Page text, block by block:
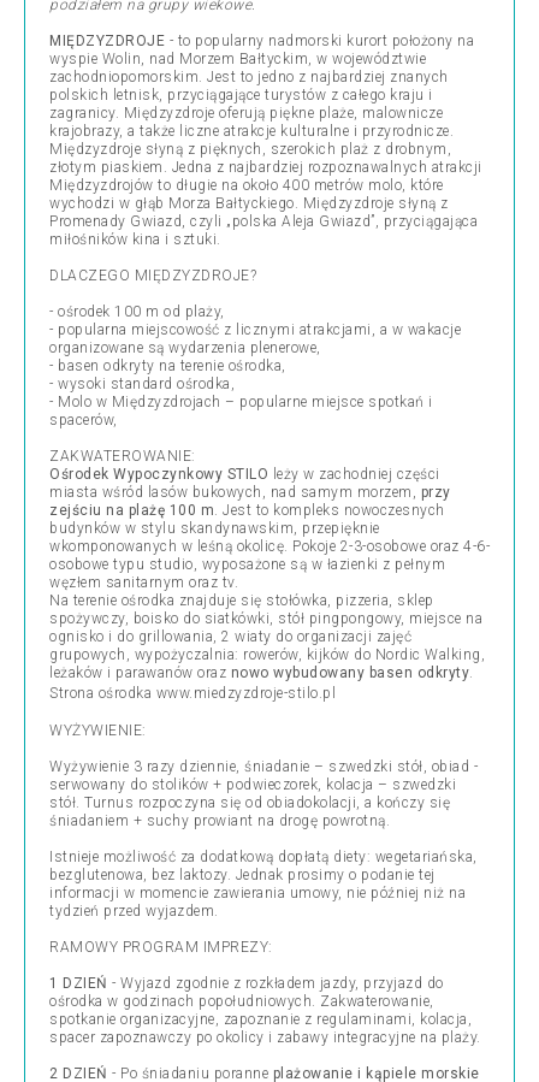
podziałem na grupy wiekowe.
MIĘDZYZDROJE - to popularny nadmorski kurort położony na
wyspie Wolin, nad Morzem Bałtyckim, w województwie
zachodniopomorskim. Jest to jedno z najbardziej znanych
polskich letnisk, przyciągające turystów z całego kraju i
zagranicy. Międzyzdroje oferują piękne plaże, malownicze
krajobrazy, a także liczne atrakcje kulturalne i przyrodnicze.
Międzyzdroje słyną z pięknych, szerokich plaż z drobnym,
złotym piaskiem. Jedna z najbardziej rozpoznawalnych atrakcji
Międzyzdrojów to długie na około 400 metrów molo, które
wychodzi w głąb Morza Bałtyckiego. Międzyzdroje słyną z
Promenady Gwiazd, czyli „polska Aleja Gwiazd”, przyciągająca
miłośników kina i sztuki.
DLACZEGO MIĘDZYZDROJE?
- ośrodek 100 m od plaży,
- popularna miejscowość z licznymi atrakcjami, a w wakacje
organizowane są wydarzenia plenerowe,
- basen odkryty na terenie ośrodka,
- wysoki standard ośrodka,
- Molo w Międzyzdrojach – popularne miejsce spotkań i
spacerów,
ZAKWATEROWANIE:
Ośrodek Wypoczynkowy STILO leży w zachodniej części
miasta wśród lasów bukowych, nad samym morzem, przy
zejściu na plażę 100 m. Jest to kompleks nowoczesnych
budynków w stylu skandynawskim, przepięknie
wkomponowanych w leśną okolicę. Pokoje 2-3-osobowe oraz 4-6-
osobowe typu studio, wyposażone są w łazienki z pełnym
węzłem sanitarnym oraz tv.
Na terenie ośrodka znajduje się stołówka, pizzeria, sklep
spożywczy, boisko do siatkówki, stół pingpongowy, miejsce na
ognisko i do grillowania, 2 wiaty do organizacji zajęć
grupowych, wypożyczalnia: rowerów, kijków do Nordic Walking,
leżaków i parawanów oraz nowo wybudowany basen odkryty.
Strona ośrodka www.miedzyzdroje-stilo.pl
WYŻYWIENIE:
Wyżywienie 3 razy dziennie, śniadanie – szwedzki stół, obiad -
serwowany do stolików + podwieczorek, kolacja – szwedzki
stół. Turnus rozpoczyna się od obiadokolacji, a kończy się
śniadaniem + suchy prowiant na drogę powrotną.
Istnieje możliwość za dodatkową dopłatą diety: wegetariańska,
bezglutenowa, bez laktozy. Jednak prosimy o podanie tej
informacji w momencie zawierania umowy, nie później niż na
tydzień przed wyjazdem.
RAMOWY PROGRAM IMPREZY:
1 DZIEŃ - Wyjazd zgodnie z rozkładem jazdy, przyjazd do
ośrodka w godzinach popołudniowych. Zakwaterowanie,
spotkanie organizacyjne, zapoznanie z regulaminami, kolacja,
spacer zapoznawczy po okolicy i zabawy integracyjne na plaży.
2 DZIEŃ - Po śniadaniu poranne plażowanie i kąpiele morskie